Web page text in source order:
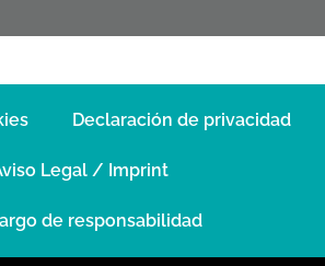
Declaración de privacidad
Legal / Imprint
de responsabilidad